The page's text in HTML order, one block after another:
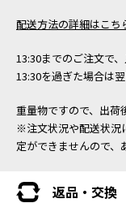
配送方法の詳細はこち
13:30までのご注文で
13:30を過ぎた場合は
重量物ですので、出荷
※注文状況や配送状況
定ができませんので、
返品・交換